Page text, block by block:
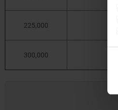
225,000
300,000